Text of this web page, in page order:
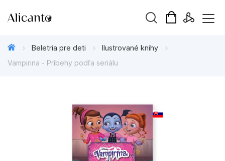
Beletria pre deti
Beletria pre dospelých
Darčekové publikácie
Beletria pre deti
Ilustrované knihy
Vampirina - Príbehy podľa seriálu